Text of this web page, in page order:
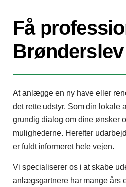
Få
Brønderslev
At anlægge en ny have eller
det rette udstyr. Som din lokale
grundig dialog om dine ønsker
mulighederne. Herefter
er fuldt informeret hele vejen.
Vi specialiserer os i at skabe
anlægsgartnere har mange års